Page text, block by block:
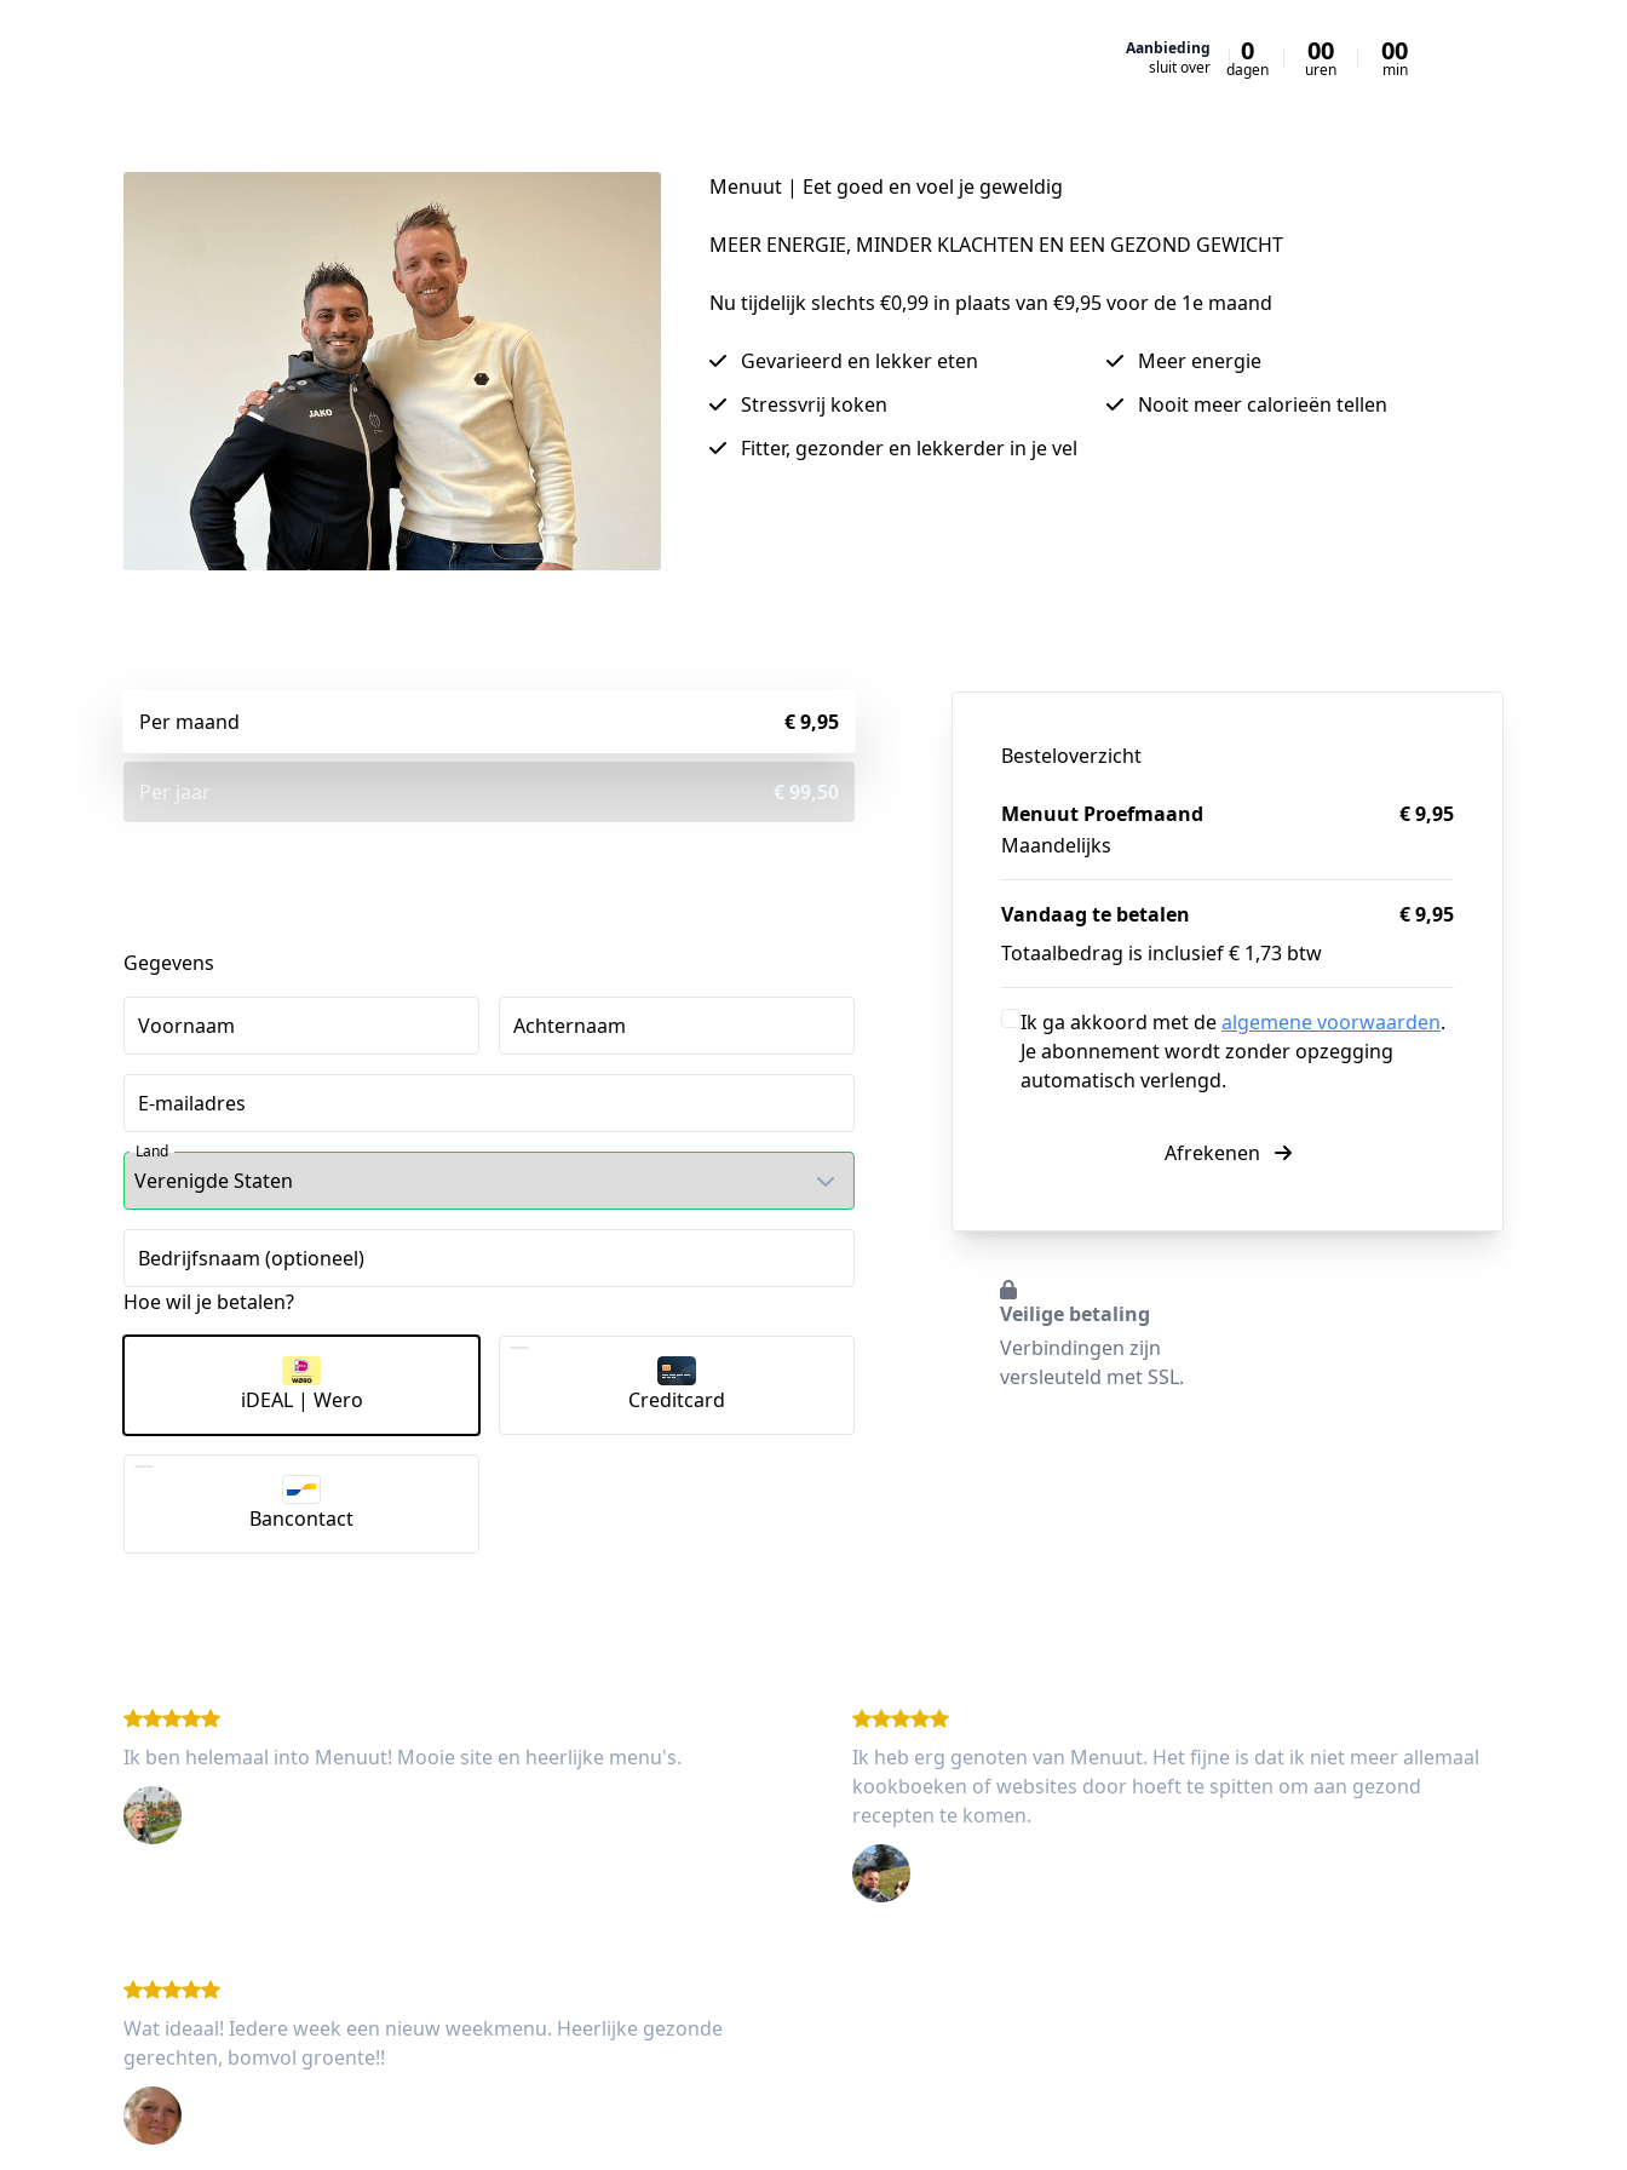
Aanbieding
sluit over
0
dagen
00
uren
00
min
Menuut | Eet goed en voel je geweldig
MEER ENERGIE, MINDER KLACHTEN EN EEN GEZOND GEWICHT
Nu tijdelijk slechts €0,99 in plaats van €9,95 voor de 1e maand
Gevarieerd en lekker eten
Meer energie
Stressvrij koken
Nooit meer calorieën tellen
Fitter, gezonder en lekkerder in je vel
Per maand € 9,95
Per jaar € 99,50
Gegevens
Voornaam Achternaam
E-mailadres
Land
Bedrijfsnaam (optioneel)
Hoe wil je betalen?
iDEAL | Wero Creditcard
Bancontact
Besteloverzicht
Menuut Proefmaand
Maandelijks
€ 9,95
Vandaag te betalen
€ 9,95
Totaalbedrag is inclusief € 1,73 btw
Ik ga akkoord met dealgemene voorwaarden.
Je abonnement wordt zonder opzegging
automatisch verlengd.
Afrekenen
Veilige betaling
Verbindingen zijn
versleuteld met SSL.
Ik ben helemaal into Menuut! Mooie site en heerlijke menu's.
Ik heb erg genoten van Menuut. Het fijne is dat ik niet meer allemaal
kookboeken of websites door hoeft te spitten om aan gezond
recepten te komen.
Wat ideaal! Iedere week een nieuw weekmenu. Heerlijke gezonde
gerechten, bomvol groente!!